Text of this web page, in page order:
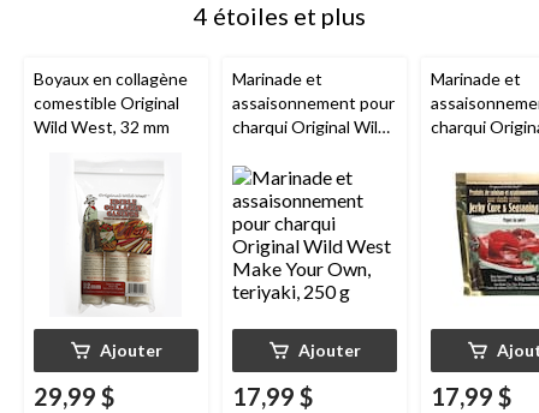
4 étoiles et plus
Boyaux en collagène
comestible Original
Wild West, 32 mm
Ajouter
29,99 $
Marinade et
assaisonnement pour
charqui Original Wild
Own, teriyaki, 250 g
Ajouter
17,99 $
Marinade et
charqui
17,99 $